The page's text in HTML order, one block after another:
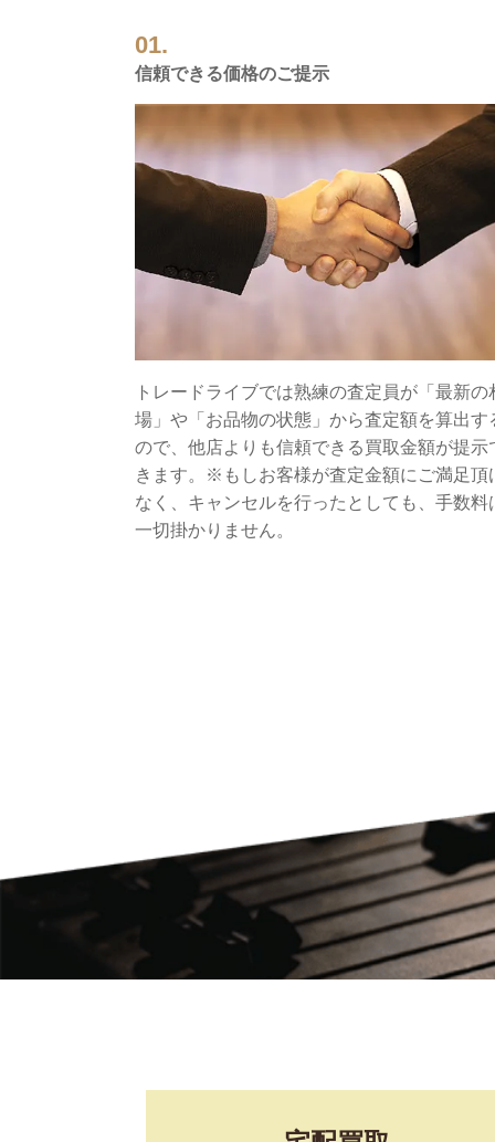
01.
信頼できる価格のご提示
トレードライブでは熟練の査定員が「最新の
場」や「お品物の状態」から査定額を算出す
ので、他店よりも信頼できる買取金額が提示
きます。※もしお客様が査定金額にご満足頂
なく、キャンセルを行ったとしても、手数料
一切掛かりません。